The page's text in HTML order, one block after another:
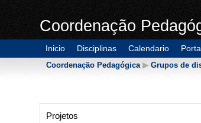
Coordenação
Inicio Disciplinas Calendario
Coordenação Pedagógica ▶ Grupos de
Projetos